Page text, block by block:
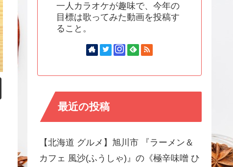
一人カラオケが趣味で、今年の
目標は歌ってみた動画を投稿す
ること。
最近の投稿
【北海道 グルメ】旭川市 『ラーメン＆
カフェ 風沙(ふうしゃ)』の《極辛味噌 ひ